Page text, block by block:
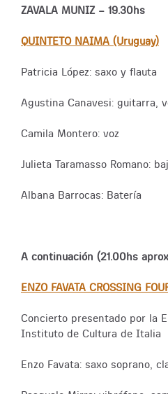
ZAVALA MUNIZ – 19.30hs
QUINTETO NAIMA (Uruguay)
Patricia López: saxo y flauta
Agustina Canavesi: guitarra,
Camila Montero: voz
Julieta Taramasso Romano:
Albana Barrocas: Batería
A continuación (21.00hs
ENZO FAVATA CROSSING
Concierto presentado por la
Instituto de Cultura de Italia
Enzo Favata: saxo soprano,